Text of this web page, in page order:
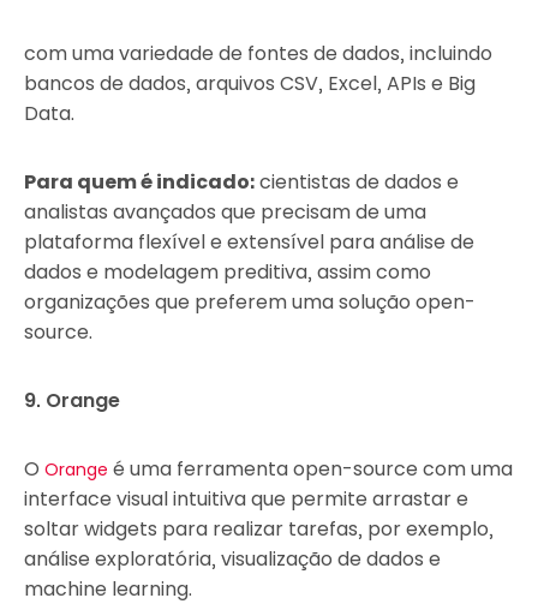
com uma variedade de fontes de dados, incluindo
bancos de dados, arquivos CSV, Excel, APIs e Big
Data.
Para quem é indicado:cientistas de dados e
analistas avançados que precisam de uma
plataforma flexível e extensível para análise de
dados e modelagem preditiva, assim como
organizações que preferem uma solução open-
source.
9. Orange
O Orange é uma ferramenta open-source com uma
interface visual intuitiva que permite arrastar e
soltar widgets para realizar tarefas, por exemplo,
análise exploratória, visualização de dados e
machine learning.